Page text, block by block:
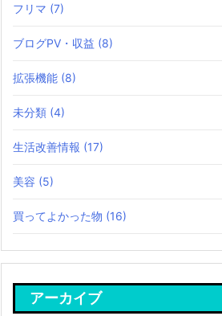
フリマ (7)
ブログPV・収益 (8)
拡張機能 (8)
未分類 (4)
生活改善情報 (17)
美容 (5)
買ってよかった物 (16)
アーカイブ